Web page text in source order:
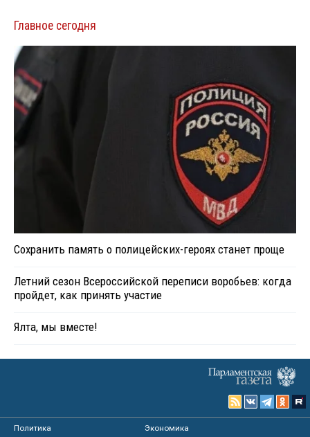
Главное сегодня
Сохранить память о полицейских-героях станет проще
Летний сезон Всероссийской переписи воробьев: когда
пройдет, как принять участие
Ялта, мы вместе!
Политика
Экономика